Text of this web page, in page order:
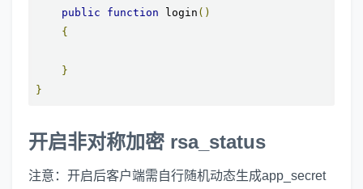
public
function login ()
{
}
}
开启非对称加密 rsa_status
注意：开启后客户端需自行随机动态生成app_secret